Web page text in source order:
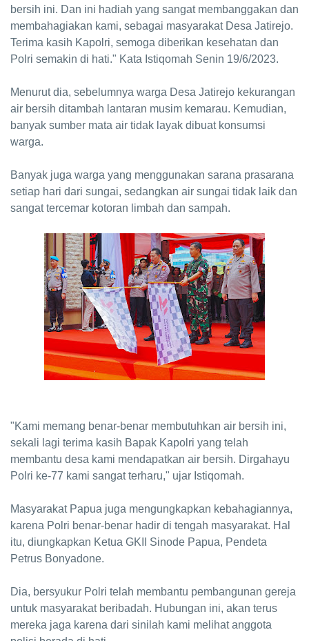
bersih ini. Dan ini hadiah yang sangat membanggakan dan
membahagiakan kami, sebagai masyarakat Desa Jatirejo.
Terima kasih Kapolri, semoga diberikan kesehatan dan
Polri semakin di hati." Kata Istiqomah Senin 19/6/2023.
Menurut dia, sebelumnya warga Desa Jatirejo kekurangan
air bersih ditambah lantaran musim kemarau. Kemudian,
banyak sumber mata air tidak layak dibuat konsumsi
warga.
Banyak juga warga yang menggunakan sarana prasarana
setiap hari dari sungai, sedangkan air sungai tidak laik dan
sangat tercemar kotoran limbah dan sampah.
"Kami memang benar-benar membutuhkan air bersih ini,
sekali lagi terima kasih Bapak Kapolri yang telah
membantu desa kami mendapatkan air bersih. Dirgahayu
Polri ke-77 kami sangat terharu," ujar Istiqomah.
Masyarakat Papua juga mengungkapkan kebahagiannya,
karena Polri benar-benar hadir di tengah masyarakat. Hal
itu, diungkapkan Ketua GKII Sinode Papua, Pendeta
Petrus Bonyadone.
Dia, bersyukur Polri telah membantu pembangunan gereja
untuk masyarakat beribadah. Hubungan ini, akan terus
mereka jaga karena dari sinilah kami melihat anggota